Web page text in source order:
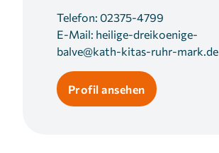
Telefon: 02375-4799
E-Mail: heilige-dreikoenige-
balve@kath-kitas-ruhr-mark.de
Profil ansehen